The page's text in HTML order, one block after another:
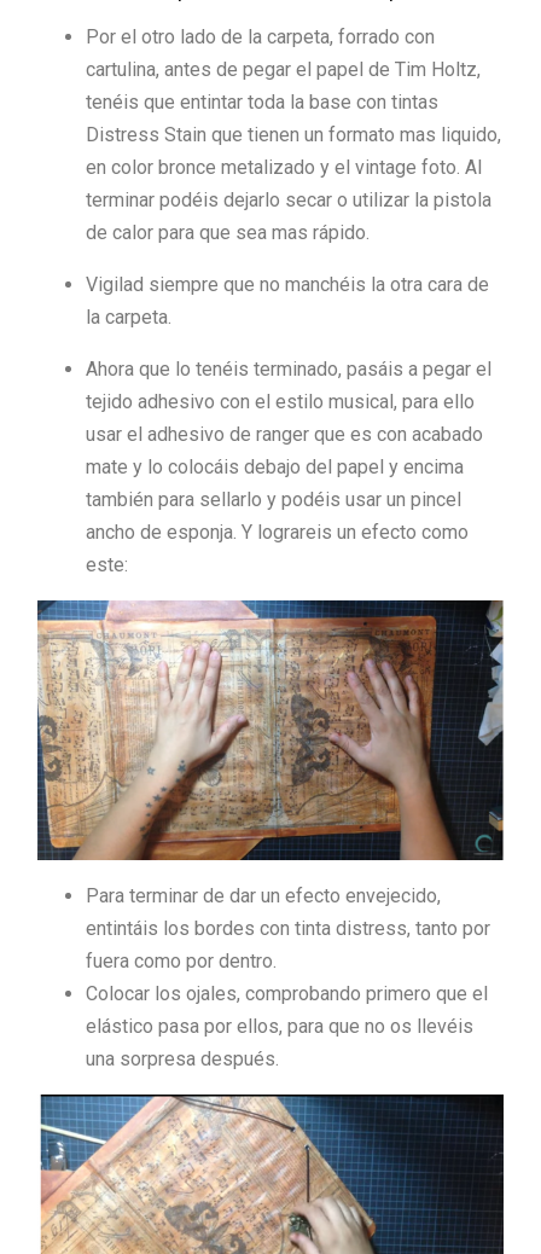
Por el otro lado de la carpeta, forrado con
cartulina, antes de pegar el papel de Tim Holtz,
tenéis que entintar toda la base con tintas
Distress Stain que tienen un formato mas liquido,
en color bronce metalizado y el vintage foto. Al
terminar podéis dejarlo secar o utilizar la pistola
de calor para que sea mas rápido.
Vigilad siempre que no manchéis la otra cara de
la carpeta.
Ahora que lo tenéis terminado, pasáis a pegar el
tejido adhesivo con el estilo musical, para ello
usar el adhesivo de ranger que es con acabado
mate y lo colocáis debajo del papel y encima
también para sellarlo y podéis usar un pincel
ancho de esponja. Y lograreis un efecto como
este:
Para terminar de dar un efecto envejecido,
entintáis los bordes con tinta distress, tanto por
fuera como por dentro.
Colocar los ojales, comprobando primero que el
elástico pasa por ellos, para que no os llevéis
una sorpresa después.